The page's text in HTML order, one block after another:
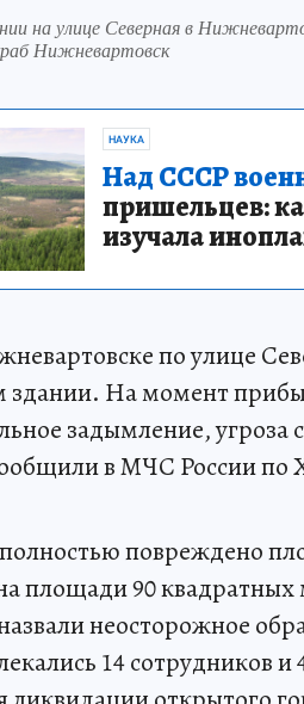
на улице Северная в
Нижневартовск
НАУКА
Над СССР
пришельцев:
изучала
по улице
На момент
задымление,
в МЧС России
повреждено
площади 90
неосторожное
14 сотрудников